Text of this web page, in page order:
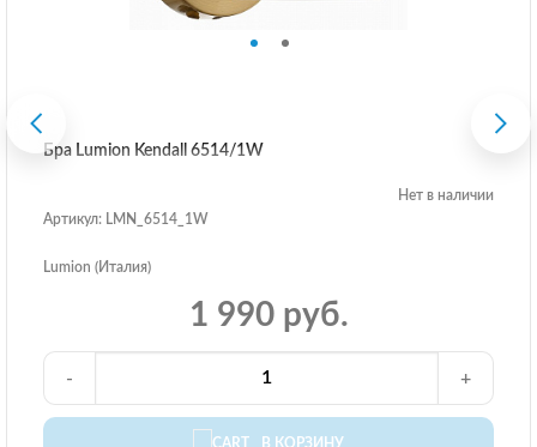
Бра Lumion Kendall 6514/1W
Нет в наличии
Артикул: LMN_6514_1W
Lumion (Италия)
1 990 руб.
В КОРЗИНУ
- +